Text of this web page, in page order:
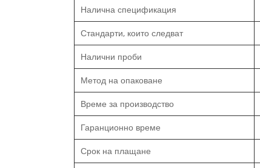
Налична спецификация
Стандарти, които следват
Налични проби
Метод на опаковане
Време за производство
Гаранционно време
Срок на плащане